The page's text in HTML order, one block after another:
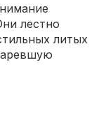
лестно
литых